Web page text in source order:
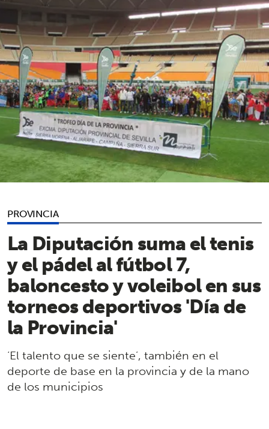
PROVINCIA
La Diputación suma el tenis
y el pádel al fútbol 7,
baloncesto y voleibol en sus
torneos deportivos 'Día de
la Provincia'
‘El talento que se siente’, también en el
deporte de base en la provincia y de la mano
de los municipios